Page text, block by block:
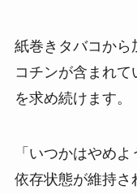
紙巻きタバコから
コチンが含まれ
を求め続けます。
「いつかはやめ
依存状態が維持さ